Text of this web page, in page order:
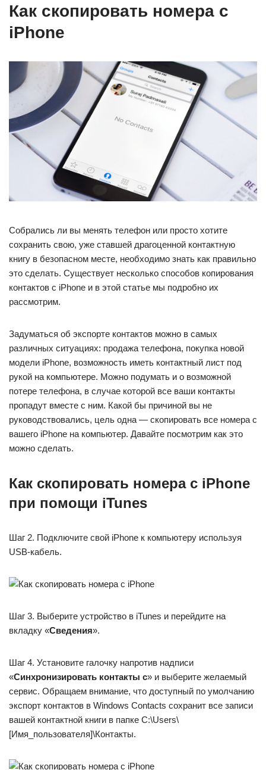
Как скопировать номера с
iPhone
Собрались ли вы менять телефон или просто хотите
сохранить свою, уже ставшей драгоценной контактную
книгу в безопасном месте, необходимо знать как правильно
это сделать. Существует несколько способов копирования
контактов с iPhone и в этой статье мы подробно их
рассмотрим.
Задуматься об экспорте контактов можно в самых
различных ситуациях: продажа телефона, покупка новой
модели iPhone, возможность иметь контактный лист под
рукой на компьютере. Можно подумать и о возможной
потере телефона, в случае которой все ваши контакты
пропадут вместе с ним. Какой бы причиной вы не
руководствовались, цель одна — скопировать все номера с
вашего iPhone на компьютер. Давайте посмотрим как это
можно сделать.
Как скопировать номера с iPhone
при помощи iTunes
Шаг 2. Подключите свой iPhone к компьютеру используя
USB-кабель.
Шаг 3. Выберите устройство в iTunes и перейдите на
вкладку «Сведения».
Шаг 4. Установите галочку напротив надписи
«Синхронизировать контакты с» и выберите желаемый
сервис. Обращаем внимание, что доступный по умолчанию
экспорт контактов в Windows Contacts сохранит все записи
вашей контактной книги в папке C:\Users\
[Имя_пользователя]\Контакты.